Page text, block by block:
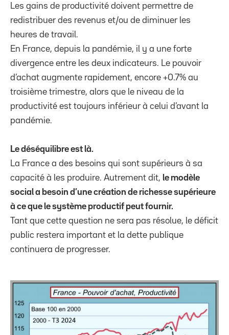
Les gains de productivité doivent permettre de
redistribuer des revenus et/ou de diminuer les
heures de travail.
En France, depuis la pandémie, il y a une forte
divergence entre les deux indicateurs. Le pouvoir
d’achat augmente rapidement, encore +0.7% au
troisième trimestre, alors que le niveau de la
productivité est toujours inférieur à celui d’avant la
pandémie.
Le déséquilibre est là.
La France a des besoins qui sont supérieurs à sa
capacité à les produire. Autrement dit, le modèle
social a besoin d’une création de richesse supérieure
à ce que le système productif peut fournir.
Tant que cette question ne sera pas résolue, le déficit
public restera important et la dette publique
continuera de progresser.